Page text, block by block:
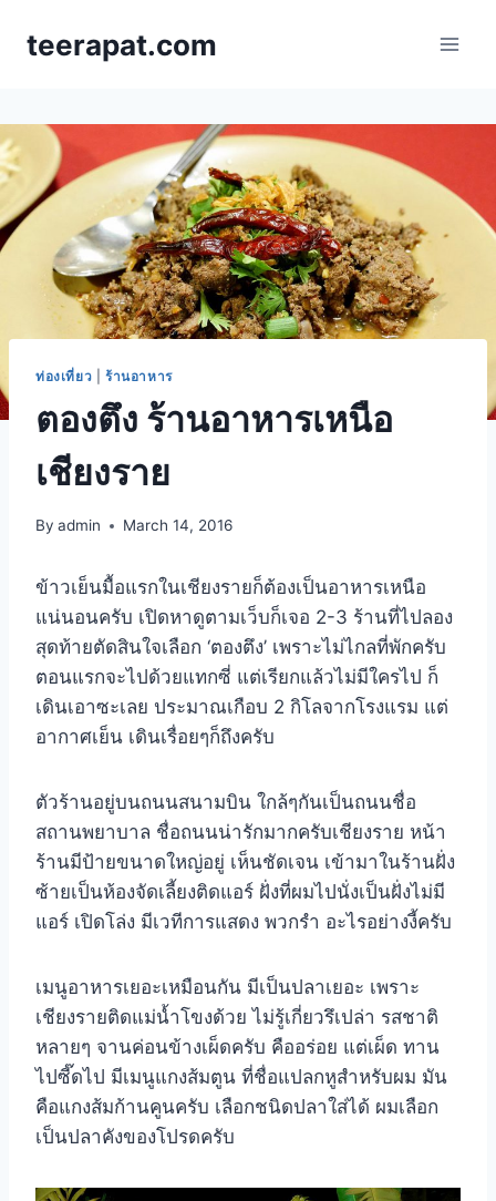
teerapat.com
ท่องเที่ยว ร้านอาหาร
ตองตึง ร้านอาหารเหนือ
เชียงราย
By admin March 14, 2016
ข้าวเย็นมื้อแรกในเชียงรายก็ต้องเป็นอาหารเหนือ
แน่นอนครับ เปิดหาดูตามเว็บก็เจอ 2-3 ร้านที่ไปลอง
สุดท้ายตัดสินใจเลือก ‘ตองตึง’ เพราะไม่ไกลที่พักครับ
ตอนแรกจะไปด้วยแทกซี่ แต่เรียกแล้วไม่มีใครไป ก็
เดินเอาซะเลย ประมาณเกือบ 2 กิโลจากโรงแรม แต่
อากาศเย็น เดินเรื่อยๆก็ถึงครับ
ตัวร้านอยู่บนถนนสนามบิน ใกล้ๆกันเป็นถนนชื่อ
สถานพยาบาล ชื่อถนนน่ารักมากครับเชียงราย หน้า
ร้านมีป้ายขนาดใหญ่อยู่ เห็นชัดเจน เข้ามาในร้านฝั่ง
ซ้ายเป็นห้องจัดเลี้ยงติดแอร์ ฝั่งที่ผมไปนั่งเป็นฝั่งไม่มี
แอร์ เปิดโล่ง มีเวทีการแสดง พวกรำ อะไรอย่างงี้ครับ
เมนูอาหารเยอะเหมือนกัน มีเป็นปลาเยอะ เพราะ
เชียงรายติดแม่น้ำโขงด้วย ไม่รู้เกี่ยวรึเปล่า รสชาติ
หลายๆ จานค่อนข้างเผ็ดครับ คืออร่อย แต่เผ็ด ทาน
ไปซี๊ดไป มีเมนูแกงส้มตูน ที่ชื่อแปลกหูสำหรับผม มัน
คือแกงส้มก้านคูนครับ เลือกชนิดปลาใส่ได้ ผมเลือก
เป็นปลาคังของโปรดครับ